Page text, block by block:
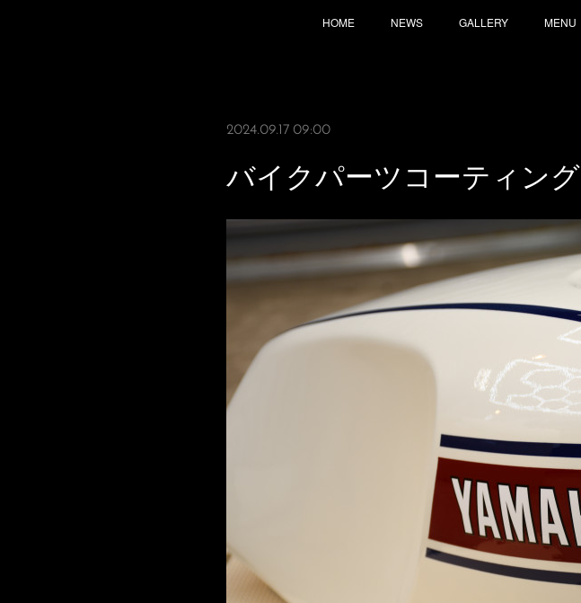
HOME NEWS GALLERY MENU
2024.09.17 09:00
バイクパーツコーティング